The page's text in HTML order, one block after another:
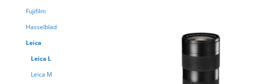
Fujifilm
Hasselblad
Leica
Leica L
Leica M